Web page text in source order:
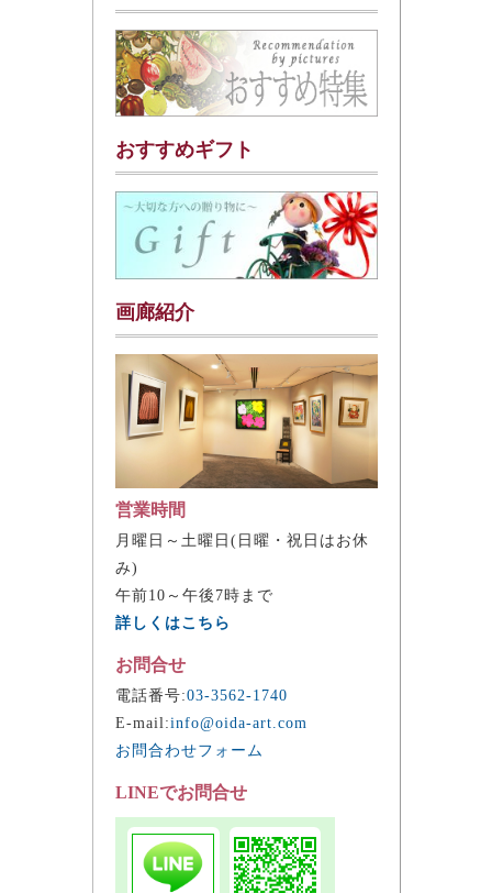
おすすめギフト
画廊紹介
営業時間
月曜日～土曜日(日曜・祝日はお休
み)
午前10～午後7時まで
詳しくはこちら
お問合せ
電話番号:03-3562-1740
E-mail:info@oida-art.com
お問合わせフォーム
LINEでお問合せ